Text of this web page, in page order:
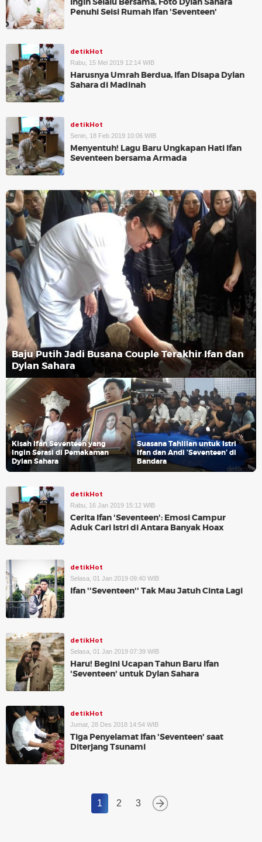
Penuhi Seisi Rumah Ifan 'Seventeen'
detikHot
Rabu, 15 Mei 2019 12:14 WIB
Harusnya Umrah Berdua, Ifan Disapa Dylan
Sahara di Madinah
detikHot
Senin, 18 Feb 2019 10:06 WIB
Menyentuh! Lagu Baru Ungkapan Hati Ifan
Seventeen bersama Armada
Baju Putih Jadi Busana Couple Terakhir Ifan dan
Dylan Sahara
Kisah Ifan Seventeen yang
Ingin Serasi di Pemakaman
Dylan Sahara
Suasana Tahlilan untuk Istri
Ifan dan Andi 'Seventeen' di
Bandara
detikHot
Rabu, 16 Jan 2019 15:12 WIB
Cerita Ifan 'Seventeen': Emosi Campur
Aduk Cari Istri di Antara Banyak Hoax
detikHot
Selasa, 01 Jan 2019 09:40 WIB
Ifan ''Seventeen'' Tak Mau Jatuh Cinta Lagi
detikHot
Selasa, 01 Jan 2019 07:39 WIB
Haru! Begini Ucapan Tahun Baru Ifan
'Seventeen' untuk Dylan Sahara
detikHot
Jumat, 28 Des 2018 14:54 WIB
Tiga Penyelamat Ifan 'Seventeen' saat
Diterjang Tsunami
1 2 3